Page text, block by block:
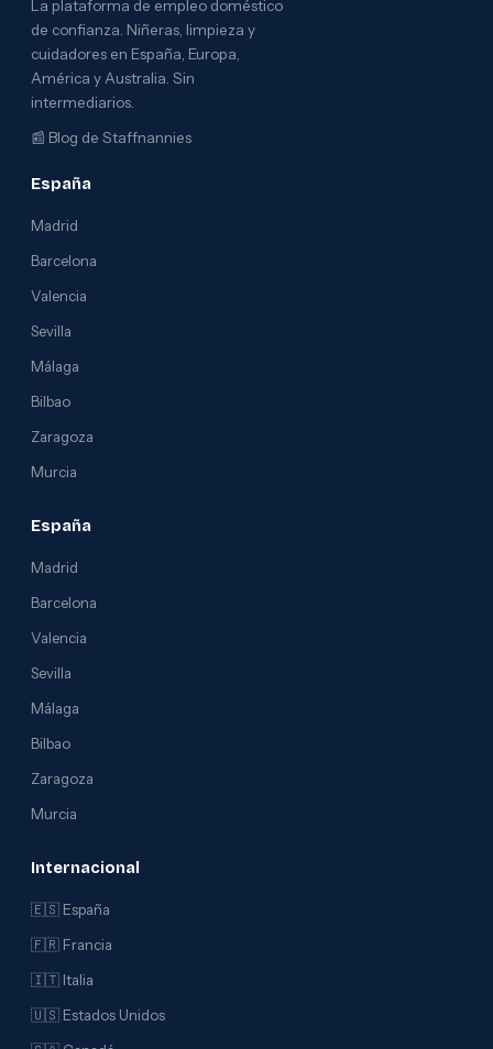
La plataforma de empleo doméstico
de confianza. Niñeras, limpieza y
cuidadores en España, Europa,
América y Australia. Sin
intermediarios.
📰 Blog de Staffnannies
España
Madrid
Barcelona
Valencia
Sevilla
Málaga
Bilbao
Zaragoza
Murcia
España
Madrid
Barcelona
Valencia
Sevilla
Málaga
Bilbao
Zaragoza
Murcia
Internacional
🇪🇸 España
🇫🇷 Francia
🇮🇹 Italia
🇺🇸 Estados Unidos